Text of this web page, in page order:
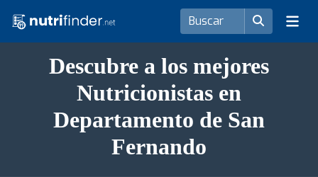
Descubre a los mejores
Nutricionistas en
Departamento de San
Fernando